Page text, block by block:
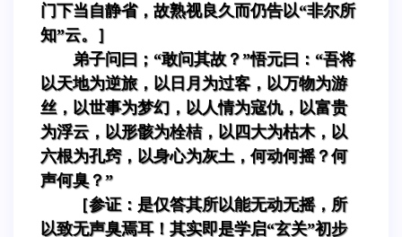
门下当自静省，故熟视良久而仍告以“非尔所
知”云。］
弟子问曰；“敢问其故？”悟元曰：“吾将
以天地为逆旅，以日月为过客，以万物为游
丝，以世事为梦幻，以人情为寇仇，以富贵
为浮云，以形骸为栓桔，以四大为枯木，以
六根为孔窍，以身心为灰土，何动何摇？何
声何臭？”
［参证：是仅答其所以能无动无摇，所
以致无声臭焉耳！其实即是学启“玄关”初步